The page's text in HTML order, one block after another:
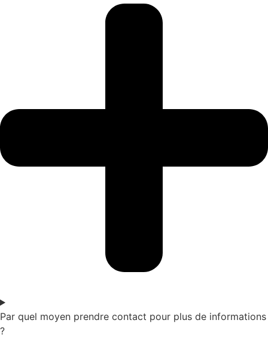
Par quel moyen prendre contact pour plus de informations
?